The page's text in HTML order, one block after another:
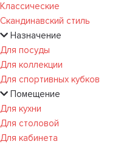
Классические
Скандинавский стиль
Назначение
Для посуды
Для коллекции
Для спортивных кубков
Помещение
Для кухни
Для столовой
Для кабинета